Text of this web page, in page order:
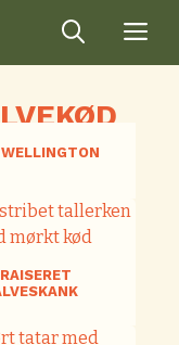
WELLINGTON